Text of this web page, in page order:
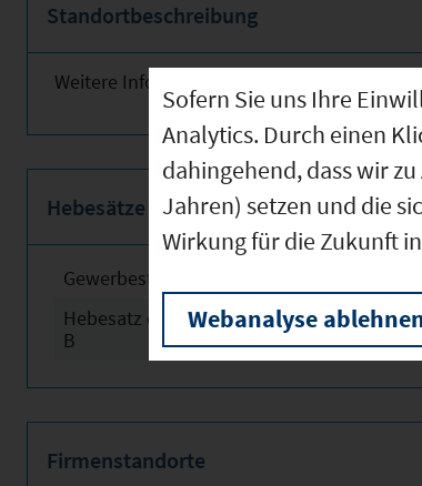
Standortbeschreibung
Weitere Informationen finden Sie
Hebesätze
Gewerbesteuerhebesatz
Hebesatz der Grundsteuer
B
2024
Firmenstandorte
Sofern Sie uns Ihre
Analytics. Durch einen
dahingehend, dass wir
Jahren) setzen und die
Wirkung für die Zukunft
Webanalyse